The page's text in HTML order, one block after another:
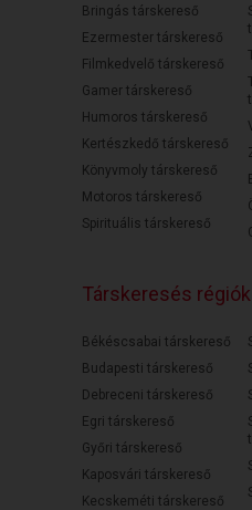
Bringás társkereső
Ezermester társkereső
Filmkedvelő társkereső
Gamer társkereső
Humoros társkereső
Kertészkedő társkereső
Könyvmoly társkereső
Motoros társkereső
Spirituális társkereső
Társkeresés
Békéscsabai társkereső
Budapesti társkereső
Debreceni társkereső
Egri társkereső
Győri társkereső
Kaposvári társkereső
Kecskeméti társkereső